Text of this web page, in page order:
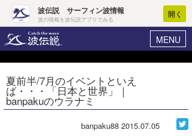
波伝説 サーフィン波情報
波の情報を波伝説アプリでみる
開く
MENU
ヘルプ マイホーム
ログイン
夏前半/7月のイベントといえ
ば・・・「日本と世界」｜
banpakuのウラナミ
banpaku88 2015.07.05
Core Surf Japan
コンテスト
ファッション/グッズ